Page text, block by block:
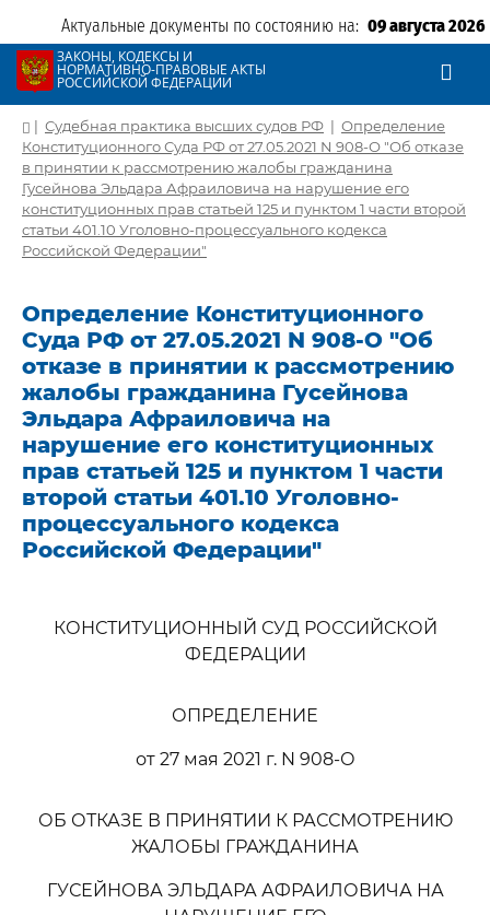
Актуальные документы по состоянию на: 09 августа 2026
ЗАКОНЫ, КОДЕКСЫ И
НОРМАТИВНО-ПРАВОВЫЕ АКТЫ
РОССИЙСКОЙ ФЕДЕРАЦИИ
| Судебная практика высших судов РФ | Определение
Конституционного Суда РФ от 27.05.2021 N 908-О "Об отказе
в принятии к рассмотрению жалобы гражданина
Гусейнова Эльдара Афраиловича на нарушение его
конституционных прав статьей 125 и пунктом 1 части второй
статьи 401.10 Уголовно-процессуального кодекса
Российской Федерации"
Определение Конституционного
Суда РФ от 27.05.2021 N 908-О "Об
отказе в принятии к рассмотрению
жалобы гражданина Гусейнова
Эльдара Афраиловича на
нарушение его конституционных
прав статьей 125 и пунктом 1 части
второй статьи 401.10 Уголовно-
процессуального кодекса
Российской Федерации"
КОНСТИТУЦИОННЫЙ СУД РОССИЙСКОЙ
ФЕДЕРАЦИИ
ОПРЕДЕЛЕНИЕ
от 27 мая 2021 г. N 908-О
ОБ ОТКАЗЕ В ПРИНЯТИИ К РАССМОТРЕНИЮ
ЖАЛОБЫ ГРАЖДАНИНА
ГУСЕЙНОВА ЭЛЬДАРА АФРАИЛОВИЧА НА